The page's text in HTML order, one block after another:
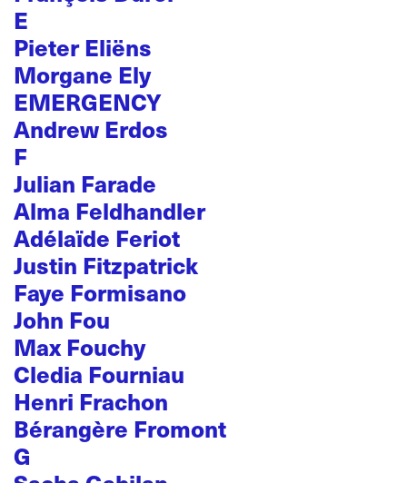
E
Pieter Eliëns
Morgane Ely
EMERGENCY
Andrew Erdos
F
Julian Farade
Alma Feldhandler
Adélaïde Feriot
Justin Fitzpatrick
Faye Formisano
John Fou
Max Fouchy
Cledia Fourniau
Henri Frachon
Bérangère Fromont
G